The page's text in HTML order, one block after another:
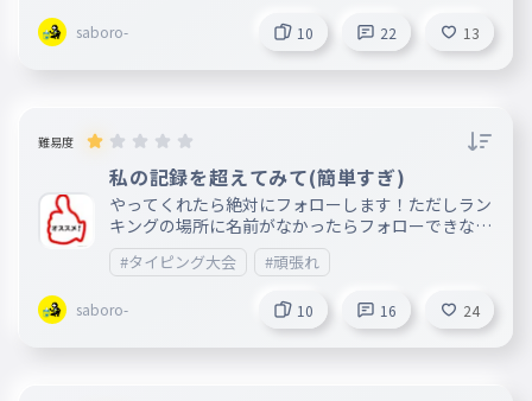
saboro- 10 22 13
難易度
私の記録を超えてみて(簡単すぎ)
やってくれたら絶対にフォローします！ただしラン
キングの場所に名前がなかったらフォローできない
ので心配な人はコメントで言って下さい やり方 1,
プレイする 2,気に入ったら❤とフォローをお願いし
#タイピング大会 #頑張れ
saboro- 10 16 24